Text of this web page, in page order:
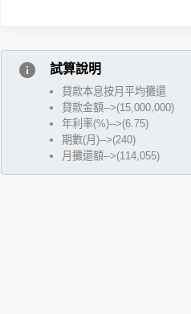
info 試算說明
貸款本息按月平均攤還
貸款金額-->(15,000,000)
年利率(%)-->(6.75)
期數(月)-->(240)
月攤還額-->(114,055)